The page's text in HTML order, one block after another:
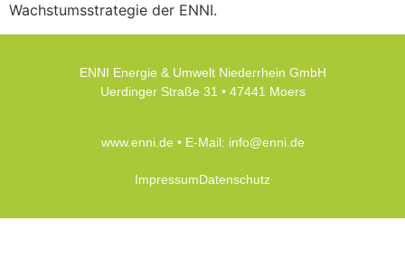
Wachstumsstrategie der ENNI.
ENNI Energie & Umwelt Niederrhein GmbH
Uerdinger Straße 31 • 47441 Moers
www.enni.de• E-Mail: info@enni.de
ImpressumDatenschutz